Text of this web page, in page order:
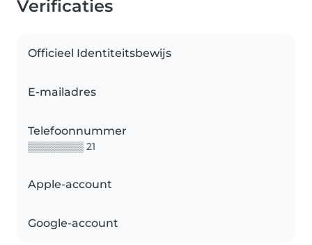
Verificaties
Officieel Identiteitsbewijs
E-mailadres
Telefoonnummer
▒▒▒▒▒▒▒▒ 21
Apple-account
Google-account